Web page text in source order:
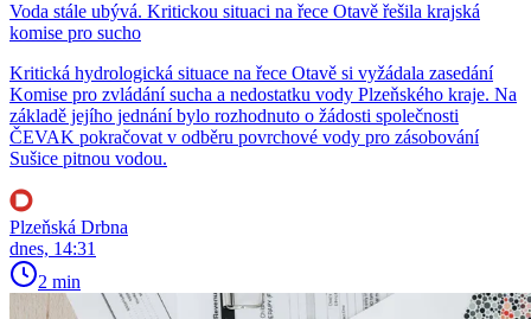
Voda stále ubývá. Kritickou situaci na řece Otavě řešila krajská
komise pro sucho
Kritická hydrologická situace na řece Otavě si vyžádala zasedání
Komise pro zvládání sucha a nedostatku vody Plzeňského kraje. Na
základě jejího jednání bylo rozhodnuto o žádosti společnosti
ČEVAK pokračovat v odběru povrchové vody pro zásobování
Sušice pitnou vodou.
Plzeňská Drbna
dnes, 14:31
2 min